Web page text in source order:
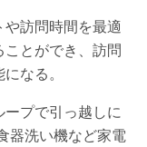
訪問時間を最適
とができ、訪問
なる。
プで引っ越しに
器洗い機など家電